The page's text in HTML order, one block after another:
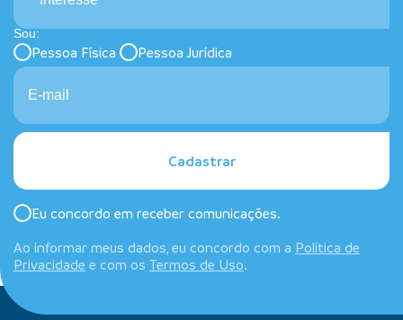
Sou:
Pessoa Física Pessoa Jurídica
Cadastrar
Eu concordo em receber comunicações.
Ao informar meus dados, eu concordo com a Política de
Privacidade e com os Termos de Uso.